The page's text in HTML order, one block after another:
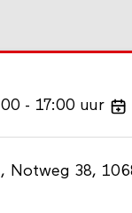
17:00 uur
Notweg 38,